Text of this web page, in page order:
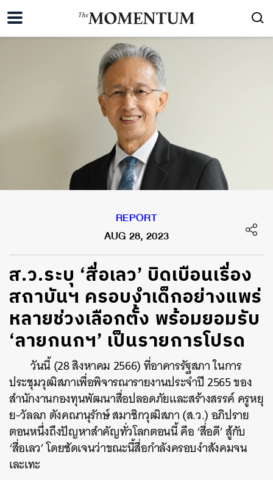
REPORT
AUG 28, 2023
ส.ว.ระบุ ‘สื่อเลว’ บิดเบือนเรื่อง
สถาบันฯ ครอบงำเด็กอย่างแพร่
หลายช่วงเลือกตั้ง พร้อมยอมรับ
‘ลายกนกฯ’ เป็นรายการโปรด
วันนี้ (28 สิงหาคม 2566) ที่อาคารรัฐสภา ในการ
ประชุมวุฒิสภาเพื่อพิจารณารายงานประจำปี 2565 ของ
สำนักงานกองทุนพัฒนาสื่อปลอดภัยและสร้างสรรค์ ครูหยุ
ย-วัลลภ ตังคณานุรักษ์ สมาชิกวุฒิสภา (ส.ว.) อภิปราย
ตอนหนึ่งถึงปัญหาสำคัญทั่วโลกตอนนี้ คือ ‘สื่อดี’ สู้กับ
‘สื่อเลว’ โดยชัดเจนว่าขณะนี้สื่อกำลังครอบงำสังคมจน
เละเทะ